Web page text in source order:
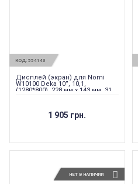
КОД: 554143
Дисплей (экран) для Nomi
W10100 Deka 10”, 10,1,
(1280*800), 228 мм x 143 мм, 31
pin original (AL0978D
1 905 грн.
НЕТ В НАЛИЧИИ